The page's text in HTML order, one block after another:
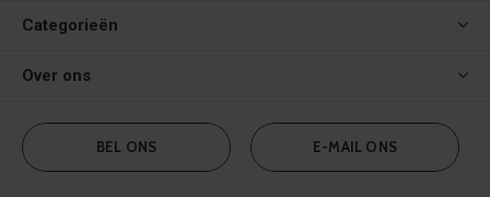
Categorieën
Over ons
BEL ONS E-MAIL ONS